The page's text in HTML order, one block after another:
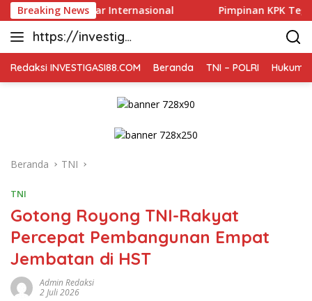
Langsung
ke
konten
Breaking News
Internasional Pimpinan KPK Tegaskan Level
https://investiga
si88.com
Redaksi INVESTIGASI88.COM Beranda TNI – POLRI Hukum
Beranda TNI
TNI
Gotong Royong TNI-Rakyat
Percepat Pembangunan Empat
Jembatan di HST
Admin Redaksi
2 Juli 2026